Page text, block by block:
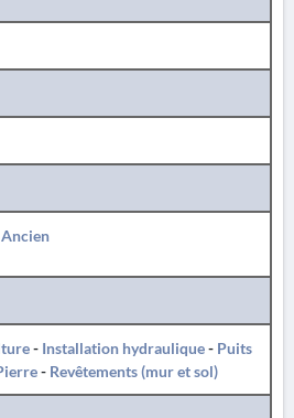
- Installation hydraulique- Puits
- Revêtements (mur et sol)